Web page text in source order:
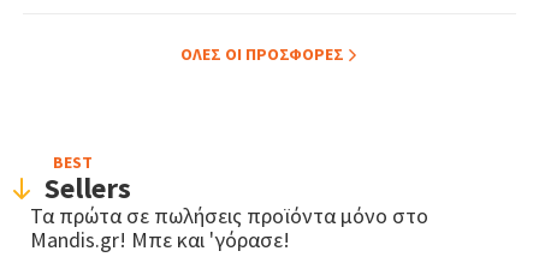
ΟΛΕΣ ΟΙ ΠΡΟΣΦΟΡΕΣ
BEST
Sellers
Τα πρώτα σε πωλήσεις προϊόντα μόνο στο
Mandis.gr! Μπε και 'γόρασε!